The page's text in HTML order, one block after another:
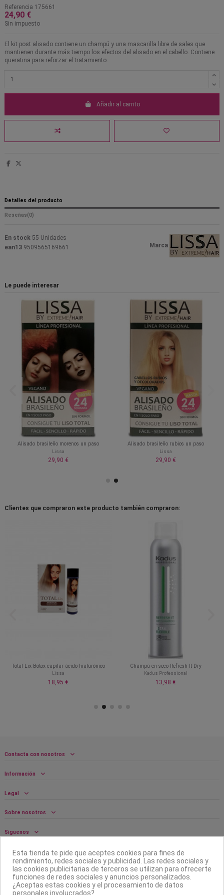
Referencia 175661
24,90 €
Sin impuesto
El kit post alisado contiene un champú y una mascarilla libre de sales que
mantienen durante más tiempo los efectos del alisado en el cabello. Contiene
queratina para reforzar el tratamiento.
Añadir al carrito
Detalles del producto
Reseñas(0)
Marca
En stock 55 Unidades
ean13 9509565169661
Le puede interesar
Alisado brasileño morenos un paso
Lissa
29,90 €
Alisado brasileño rubios un paso
Lissa
29,90 €
Clientes que compraron este producto también compraron:
Total Lix Botox capilar ácido hialurónico
Lissa
18,95 €
Champú en seco Refresh It Dry
Kadus Professional
13,98 €
Contacta con nosotros
Información
Legal
Sobre nosotros
Síguenos
Boletín
Esta tienda te pide que aceptes cookies para fines de
rendimiento, redes sociales y publicidad. Las redes sociales y
las cookies publicitarias de terceros se utilizan para ofrecerte
funciones de redes sociales y anuncios personalizados.
¿Aceptas estas cookies y el procesamiento de datos
personales involucrados?